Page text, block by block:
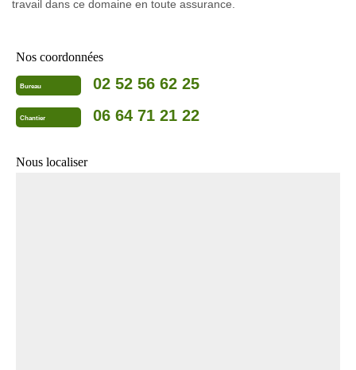
travail dans ce domaine en toute assurance.
Nos coordonnées
Bureau 02 52 56 62 25
Chantier 06 64 71 21 22
Nous localiser